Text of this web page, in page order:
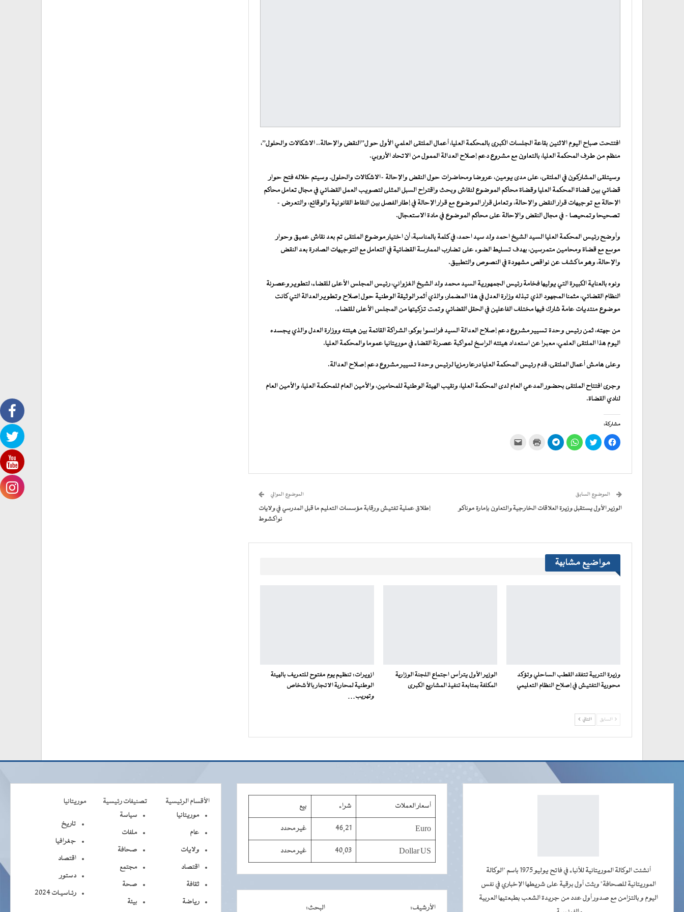
افتتحت صباح اليوم الاثنين بقاعة الجلسات الكبرى بالمحكمة العليا، أعمال الملتقى العلمي الأول حو ل”النقض والإحالة.. الاشكالات والحلول”،
منظم من طرف المحكمة العليا، بالتعاون مع مشروع دعم إصلاح العدالة الممول من الاتحاد الأروبي.
وسيتلقى المشاركون في الملتقى، على مدى يومين، عروضا ومحاضرات حول النقض والإحالة -الاشكالات والحلول. وسيتم خلاله فتح حوار
قضائي بين قضاة المحكمة العليا وقضاة محاكم الموضوع لنقاش وبحث واقتراح السبل المثلى لتصويب العمل القضائي في مجال تعامل محاكم
الإحالة مع توجيهات قرار النقض والإحالة، وتعامل قرار الموضوع مع قرار الإحالة في إطار الفصل بين النقاط القانونية والوقائع، والتعرض –
تصحيحا وتمحيصا – في مجال النقض والإحالة على محاكم الموضوع في مادة الاستعجال.
وأوضح رئيس المحكمة العليا السيد الشيخ احمد ولد سيد احمد، في كلمة بالمناسبة، أن اختيار موضوع الملتقى تم بعد نقاش عميق وحوار
موسع مع قضاة ومحامين متمرسين، بهدف تسليط الضوء على تضارب الممارسة القضائية في التعامل مع التوجيهات الصادرة بعد النقض
والإحالة، وهو ما كشف عن نواقص مشهودة في النصوص والتطبيق.
ونوه بالعناية الكبيرة التي يوليها فخامة رئيس الجمهورية السيد محمد ولد الشيخ الغزواني، رئيس المجلس الأعلى للقضاء، لتطوير وعصرنة
النظام القضائي، مثمنا المجهود الذي تبذله وزارة العدل في هذا المضمار، والذي أثمر الوثيقة الوطنية حول إصلاح وتطوير العدالة التي كانت
موضوع منتديات عامة شارك فيها مختلف الفاعلين في الحقل القضائي وتمت تزكيتها من المجلس الأعلى للقضاء.
من جهته، ثمن رئيس وحدة تسيير مشروع دعم إصلاح العدالة السيد فرانسوا بوكو، الشراكة القائمة بين هيئته ووزارة العدل والذي يجسده
اليوم هذا الملتقى العلمي، معبرا عن استعداد هيئته الراسخ لمواكبة عصرنة القضاء في موريتانيا عموما والمحكمة العليا.
وعلى هامش أعمال الملتقى، قدم رئيس المحكمة العليا درعا رمزيا لرئيس وحدة تسيير مشروع دعم إصلاح العدالة.
وجرى افتتاح الملتقى بحضور المدعي العام لدى المحكمة العليا، ونقيب الهيئة الوطنية للمحامين، والأمين العام للمحكمة العليا، والأمين العام
لنادي القضاة.
مشاركة:
انقر
للمشاركة
على
اضغط
للمشاركة
على
انقر
للمشاركة
على
انقر
للمشاركة
اضغط
للطباعة
جديدة)
الموضوع السابق
الوزير الأول يستقبل وزيرة العلاقات الخارجية والتعاون بإمارة موناكو
الموضوع الموالي
إطلاق عملية تفتيش ورقابة مؤسسات التعليم ما قبل المدرسي في ولايات
نواكشوط
مواضيع مشابهة
وزيرة التربية تتفقد القطب الساحلي وتؤكد
محورية التفتيش في إصلاح النظام التعليمي
الوزير الأول يترأس اجتماع اللجنة الوزارية
المكلفة بمتابعة تنفيذ المشاريع الكبرى
ازويرات: تنظيم يوم مفتوح للتعريف بالهيئة
الوطنية لمحاربة الاتجار بالأشخاص
وتهريب…
السابق التالي
أنشئت الوكالة الموريتانية للأنباء في فاتح يوليو 1975 باسم "الوكالة
الموريتانية للصحافة" وبثت أول برقية على شريطها الإخباري في نفس
اليوم و بالتزامن مع صدور أول عدد من جريدة الشعب بطبعتيها العربية
أسعار العملات شراء بيع
Euro
46,21 غير محدد
Dollar US
40,03 غير محدد
الأرشيف: البحث:
الأقسام الرئيسية تصنيفات رئيسية
موريتانيا
موريتانيا
عام
ولايات
اقتصاد
ثقافة
رياضة
سياسة
ملفات
صحافة
مجتمع
صحة
بيئة
تاريخ
جغرافيا
اقتصاد
دستور
رئـاسيـات 2024